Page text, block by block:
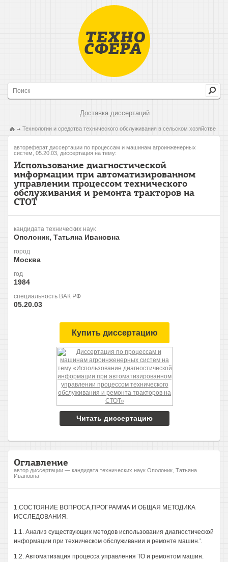
Доставка диссертаций
Технологии и средства технического обслуживания в сельском хозяйстве
автореферат диссертации по процессам и машинам агроинженерных
систем, 05.20.03, диссертация на тему:
Использование диагностической
информации при автоматизированном
управлении процессом технического
обслуживания и ремонта тракторов на
СТОТ
кандидата технических наук
Ополоник, Татьяна Ивановна
город
Москва
год
1984
специальность ВАК РФ
05.20.03
Купить диссертацию
Читать диссертацию
Оглавление
автор диссертации — кандидата технических наук Ополоник, Татьяна
Ивановна
1.СОСТОЯНИЕ ВОПРОСА,ПРОГРАММА И ОБЩАЯ МЕТОДИКА
ИССЛЕДОВАНИЯ.
1.1. Анализ существующих методов использования диагностической
информации при техническом обслуживании и ремонте машин.'.
1.2. Автоматизация процесса управления ТО и ремонтом машин.